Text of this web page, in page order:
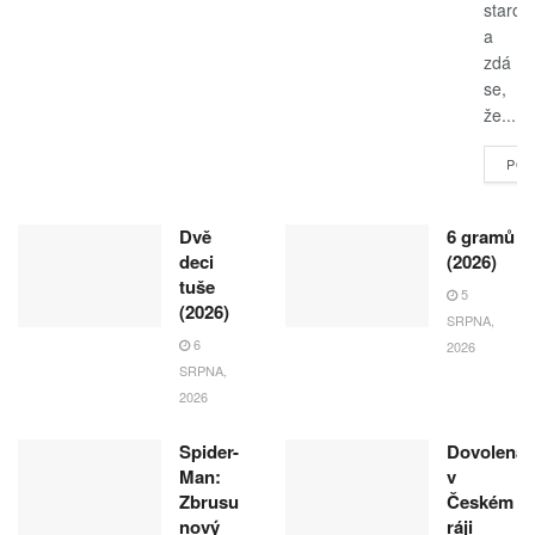
a
zdá
se,
že...
Dvě
deci
tuše
(2026)
6
SRPNA,
2026
6 gramů
(2026)
5
SRPNA,
2026
Spider-
Man:
Zbrusu
nový
Dovolená
v
Českém
ráji